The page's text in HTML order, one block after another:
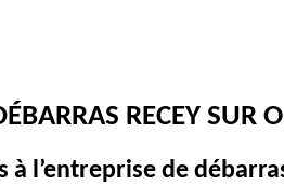
RECEY SUR
à l’entreprise de